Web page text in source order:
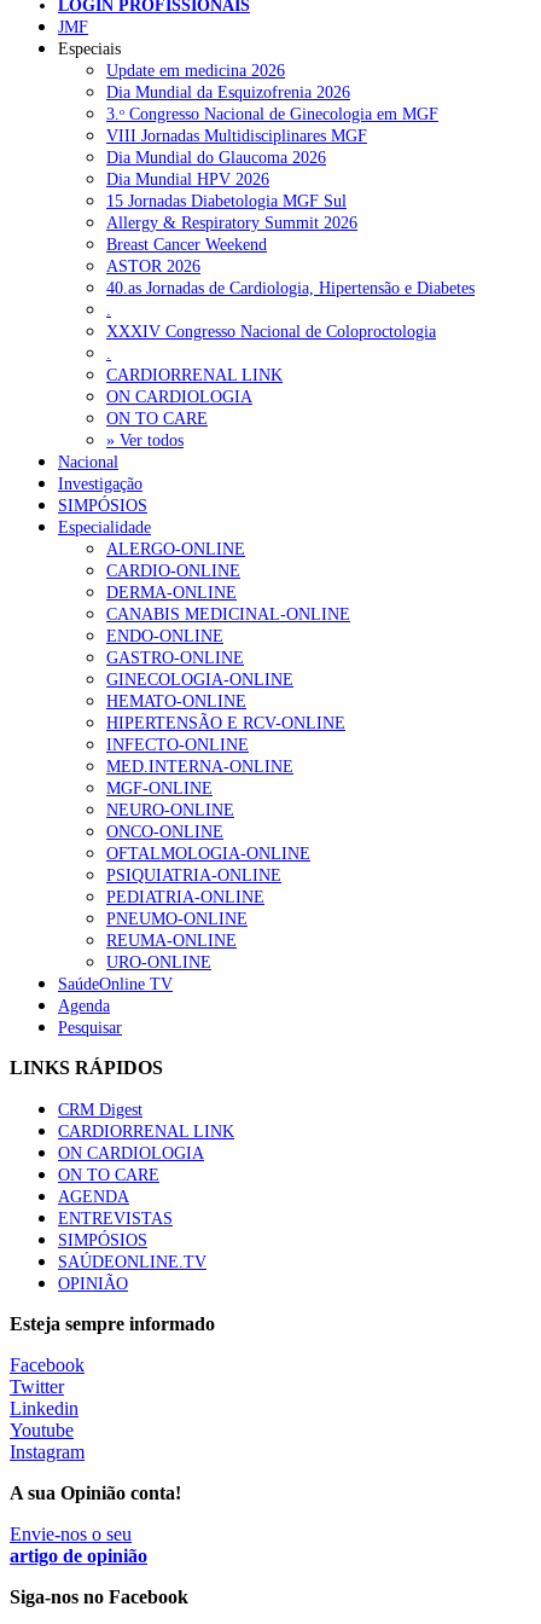
NOTÍCIAS RECENTES
Quase 11.900 jovens recorreram aos cheques psicólogo e
nutricionista no primeiro mês 7 de Agosto, 2026
ULS de Coimbra estreia cirurgia endoscópica do ouvido com
apoio robótico em Portugal 7 de Agosto, 2026
Enfermeiros exigem esclarecimentos sobre eventual gestão
privada da ULS do Algarve 7 de Agosto, 2026
Ordem dos Médicos alerta para riscos no novo sistema de acesso
a consultas e cirurgias
Portugal está a formar os médicos de que precisa?
2026
NOTÍCIAS MAIS LIDAS
Enfermagem Forense. “Da urgência ao tribunal, cada
gesto conta e cada profissional faz a diferença”
203 visualizações
1.º Episódio do Podcast “Frequência Cardio – Sintoniza-
te na Insuficiência Cardíaca” da Bayer
169 visualizações
Alguns milhares de utentes podem ficar sem médico de
família com nova regras do registo, alerta associação
132 visualizações
“Os programas de rastreio do cancro do pulmão são
custo-efetivos e representam um investimento
sustentável para os sistemas de saúde”
93 visualizações
Quase quatro em cada dez doentes com enfarte
87 visualizações
Trodelvy aprovado para primeira linha no cancro da
mama triplo negativo metastático em doentes não
elegíveis para inibidores PD-(L)1
61 visualizações
MAIS NOTÍCIAS
Quase 11.900 jovens recorreram aos cheques psicólogo e
nutricionista no primeiro mês
7 Ago, 2026
ULS de Coimbra estreia cirurgia endoscópica do ouvido com
apoio robótico em Portugal
7 Ago, 2026 0 Comments
LOGIN PROFISSIONAIS
JMF
Especiais
Update em medicina 2026
Dia Mundial da Esquizofrenia 2026
3.ᵒ Congresso Nacional de Ginecologia em MGF
VIII Jornadas Multidisciplinares MGF
Dia Mundial do Glaucoma 2026
Dia Mundial HPV 2026
15 Jornadas Diabetologia MGF Sul
Allergy & Respiratory Summit 2026
Breast Cancer Weekend
ASTOR 2026
40.as Jornadas de Cardiologia, Hipertensão e Diabetes
.
XXXIV Congresso Nacional de Coloproctologia
.
CARDIORRENAL LINK
ON CARDIOLOGIA
ON TO CARE
» Ver todos
Nacional
Investigação
SIMPÓSIOS
Especialidade
ALERGO-ONLINE
CARDIO-ONLINE
DERMA-ONLINE
CANABIS MEDICINAL-ONLINE
ENDO-ONLINE
GASTRO-ONLINE
GINECOLOGIA-ONLINE
HEMATO-ONLINE
HIPERTENSÃO E RCV-ONLINE
INFECTO-ONLINE
MED.INTERNA-ONLINE
MGF-ONLINE
NEURO-ONLINE
ONCO-ONLINE
OFTALMOLOGIA-ONLINE
PSIQUIATRIA-ONLINE
PEDIATRIA-ONLINE
PNEUMO-ONLINE
REUMA-ONLINE
URO-ONLINE
SaúdeOnline TV
Agenda
Pesquisar
LINKS RÁPIDOS
CRM Digest
CARDIORRENAL LINK
ON CARDIOLOGIA
ON TO CARE
AGENDA
ENTREVISTAS
SIMPÓSIOS
SAÚDEONLINE.TV
OPINIÃO
Esteja sempre informado
Facebook
Twitter
Linkedin
Youtube
Instagram
A sua Opinião conta!
Envie-nos o seu
artigo de opinião
Siga-nos no Facebook